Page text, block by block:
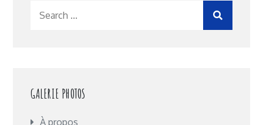
GALERIE PHOTOS
À propos